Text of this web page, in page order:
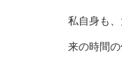
私自身も
来の時間